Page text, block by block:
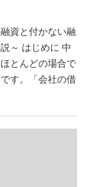
資と付かない融
～ はじめに 中
とんどの場合で
す。「会社の借